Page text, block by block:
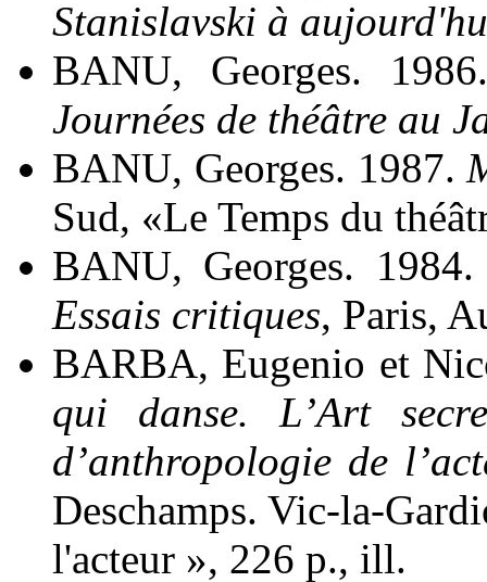
Stanislavski à
BANU, Georges.
Journées de théâtre au
BANU, Georges. 1987.
Sud, «Le Temps du
BANU, Georges.
Essais critiques, Paris,
BARBA, Eugenio et
qui danse. L’Art
d’anthropologie de
Deschamps. Vic-la-
l'acteur », 226 p., ill.